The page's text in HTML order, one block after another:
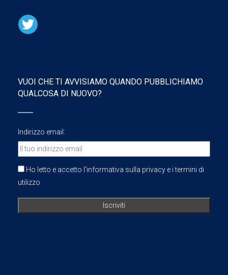
VUOI CHE TI AVVISIAMO QUANDO PUBBLICHIAMO
QUALCOSA DI NUOVO?
Indirizzo email:
Ho letto e accetto l'informativa sulla privacy e i termini di
utilizzo